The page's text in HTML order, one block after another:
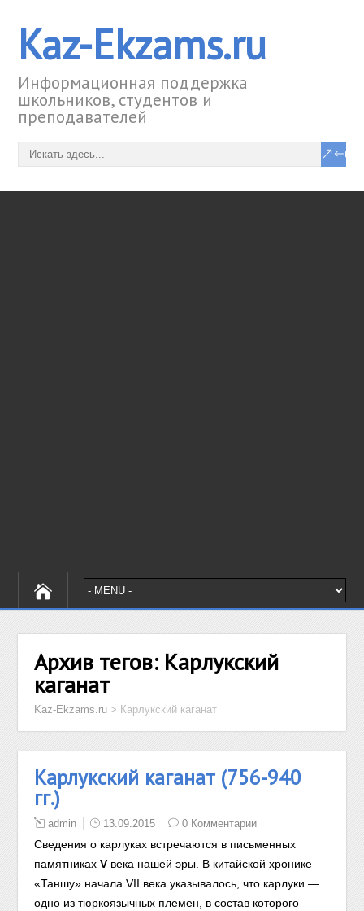
Kaz-Ekzams.ru
Информационная поддержка
школьников, студентов и
преподавателей
Архив тегов: Карлукский
каганат
Kaz-Ekzams.ru > Карлукский каганат
Карлукский каганат (756-940
гг.)
admin 13.09.2015 0 Комментарии
Сведения о карлуках встречаются в письменных
памятникахV века нашей эры. В китайской хронике
«Таншу» начала VII века указывалось, что карлуки —
одно из тюркоязычных племен, в состав которого